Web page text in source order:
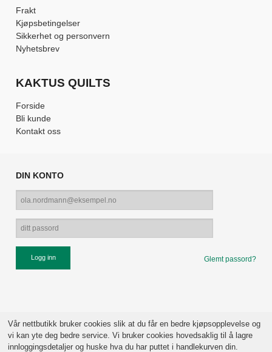
Frakt
Kjøpsbetingelser
Sikkerhet og personvern
Nyhetsbrev
KAKTUS QUILTS
Forside
Bli kunde
Kontakt oss
DIN KONTO
Glemt passord?
Vår nettbutikk bruker cookies slik at du får en bedre kjøpsopplevelse og
vi kan yte deg bedre service. Vi bruker cookies hovedsaklig til å lagre
innloggingsdetaljer og huske hva du har puttet i handlekurven din.